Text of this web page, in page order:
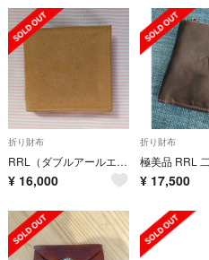
折り財布
RRL（ダブルアールエル）ステッチ・レザーウォレット
¥ 16,000
折り財布
¥ 17,500